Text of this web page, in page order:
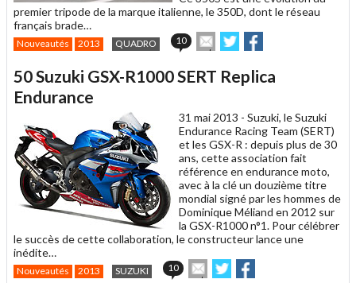
premier tripode de la marque italienne, le 350D, dont le réseau
français brade…
Nouveautés 2013 QUADRO 10
Envoyer
cet
à
Partager
sur sur
50 Suzuki GSX-R1000 SERT Replica
Endurance
31 mai 2013 - Suzuki, le Suzuki
Endurance Racing Team (SERT)
et les GSX-R : depuis plus de 30
ans, cette association fait
référence en endurance moto,
avec à la clé un douzième titre
mondial signé par les hommes de
Dominique Méliand en 2012 sur
la GSX-R1000 n°1. Pour célébrer
le succès de cette collaboration, le constructeur lance une
inédite…
Nouveautés 2013 SUZUKI 10
Envoyer
cet
Partager
sur sur